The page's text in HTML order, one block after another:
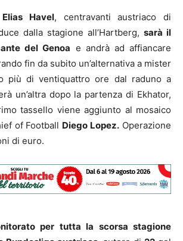
Elias Havel, centravanti austriaco di
dalla stagione all’Hartberg, sarà il
del Genoa e andrà ad affiancare
fin da subito un’alternativa a mister
più di ventiquattro ore dal raduno a
un’altra dopo la partenza di Ekhator,
tassello viene aggiunto al mosaico
of Football Diego Lopez. Operazione
di euro.
per tutta la scorsa stagione